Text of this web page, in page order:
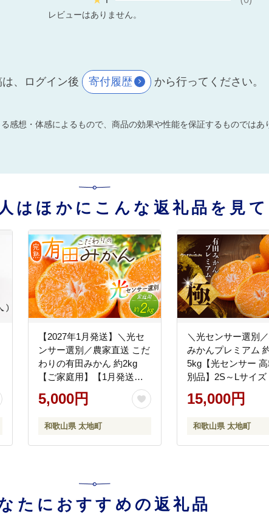
レビューはありません。
、ログイン後 寄付履歴 から行ってください。
感想・体感によるもので、商品の効果や性能を保証するものではあ
はほかにこんな返礼品を見て
【2027年1月発送】＼光セ
ンサー選別／農家直送 こだ
わりの有田みかん 約2kg
【ご家庭用】【1月発送】
みかん ミカン 有田みかん
温州みかん 柑橘 有田 和歌
送不可/みかん ミカン 有田
みかん 温州みかん 柑橘 有
5,000円
和歌山県 太地町
＼光センサー選別
みかんプレミアム
5kg【光センサー
別品】2S～Lサイズ
肥料100% ※2026
2027年1月に順次発
配送不可 【nuk155G
15,000円
和歌山県 太地町
たにおすすめの返礼品